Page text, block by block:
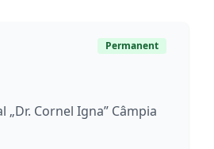
Permanent
Cornel Igna” Câmpia